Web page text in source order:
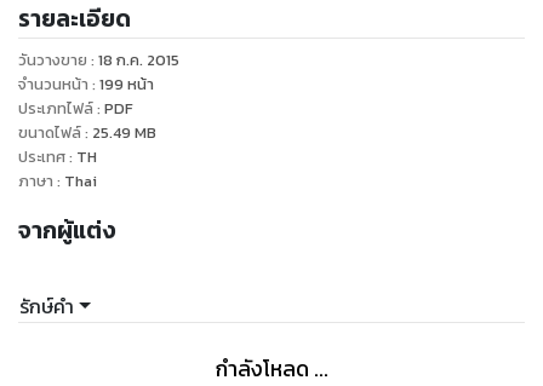
รายละเอียด
วันวางขาย : 18 ก.ค. 2015
จำนวนหน้า : 199 หน้า
ประเภทไฟล์: PDF
ขนาดไฟล์: 25.49 MB
ประเทศ: TH
ภาษา : Thai
จากผู้แต่ง
รักษ์คำ
กำลังโหลด ...